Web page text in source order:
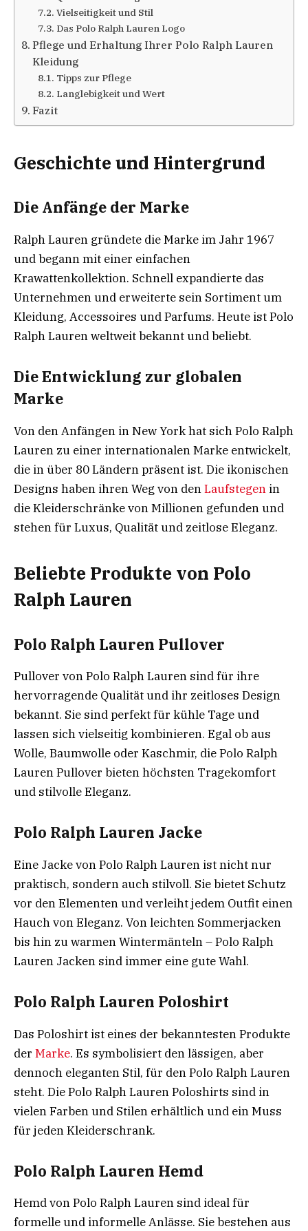
Vielseitigkeit und Stil
Das Polo Ralph Lauren Logo
Pflege und Erhaltung Ihrer Polo Ralph Lauren
Kleidung
Tipps zur Pflege
Langlebigkeit und Wert
Fazit
Geschichte und Hintergrund
Die Anfänge der Marke
Ralph Lauren gründete die Marke im Jahr 1967
und begann mit einer einfachen
Krawattenkollektion. Schnell expandierte das
Unternehmen und erweiterte sein Sortiment um
Kleidung, Accessoires und Parfums. Heute ist Polo
Ralph Lauren weltweit bekannt und beliebt.
Die Entwicklung zur globalen
Marke
Von den Anfängen in New York hat sich Polo Ralph
Lauren zu einer internationalen Marke entwickelt,
die in über 80 Ländern präsent ist. Die ikonischen
Designs haben ihren Weg von denLaufstegen in
die Kleiderschränke von Millionen gefunden und
stehen für Luxus, Qualität und zeitlose Eleganz.
Beliebte Produkte von Polo
Ralph Lauren
Polo Ralph Lauren Pullover
Pullover von Polo Ralph Lauren sind für ihre
hervorragende Qualität und ihr zeitloses Design
bekannt. Sie sind perfekt für kühle Tage und
lassen sich vielseitig kombinieren. Egal ob aus
Wolle, Baumwolle oder Kaschmir, die Polo Ralph
Lauren Pullover bieten höchsten Tragekomfort
und stilvolle Eleganz.
Polo Ralph Lauren Jacke
Eine Jacke von Polo Ralph Lauren ist nicht nur
praktisch, sondern auch stilvoll. Sie bietet Schutz
vor den Elementen und verleiht jedem Outfit einen
Hauch von Eleganz. Von leichten Sommerjacken
bis hin zu warmen Wintermänteln – Polo Ralph
Lauren Jacken sind immer eine gute Wahl.
Polo Ralph Lauren Poloshirt
Das Poloshirt ist eines der bekanntesten Produkte
der Marke. Es symbolisiert den lässigen, aber
dennoch eleganten Stil, für den Polo Ralph Lauren
steht. Die Polo Ralph Lauren Poloshirts sind in
vielen Farben und Stilen erhältlich und ein Muss
für jeden Kleiderschrank.
Polo Ralph Lauren Hemd
Hemd von Polo Ralph Lauren sind ideal für
formelle und informelle Anlässe. Sie bestehen aus